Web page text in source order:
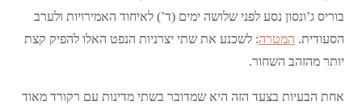
בוריס ג’ונסון נסע לפני שלושה ימים (ד’) לאיחוד האמירויות ולערב
הסעודית. המטרה: לשכנע את שתי יצרניות הנפט האלו להפיק קצת
יותר מהזהב השחור.
אחת הבעיות בצעד הזה היא שמדובר בשתי מדינות עם רקורד מאוד